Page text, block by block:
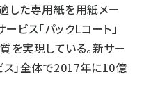
した専用紙を用紙メー
ビス「パックLコート」
を実現している。新サー
ス」全体で2017年に10億